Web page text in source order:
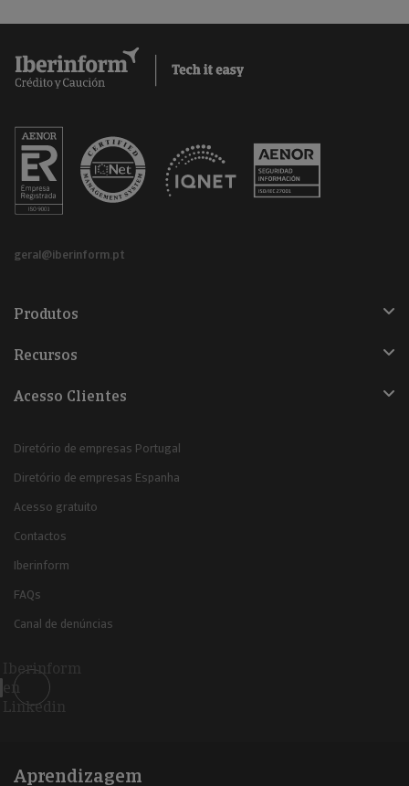
geral@iberinform.pt
Produtos
Recursos
Acesso Clientes
Diretório de empresas Portugal
Diretório de empresas Espanha
Acesso gratuito
Contactos
Iberinform
FAQs
Canal de denúncias
Iberinform
en
Linkedin
Aprendizagem